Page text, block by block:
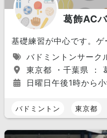
葛飾AC
基礎練習が中心です。
バドミントンサーク
東京都 ・千葉県 ：
日曜日午後1時から
バドミントン 東京都